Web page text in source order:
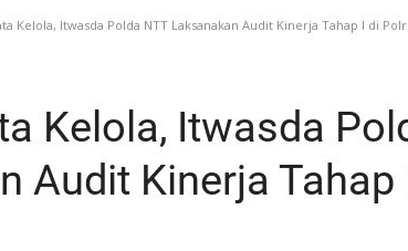
Kelola, Itwasda Polda NTT Laksanakan Audit Kinerja Tahap I di
Kelola, Itwasda
Audit Kinerja Tahap